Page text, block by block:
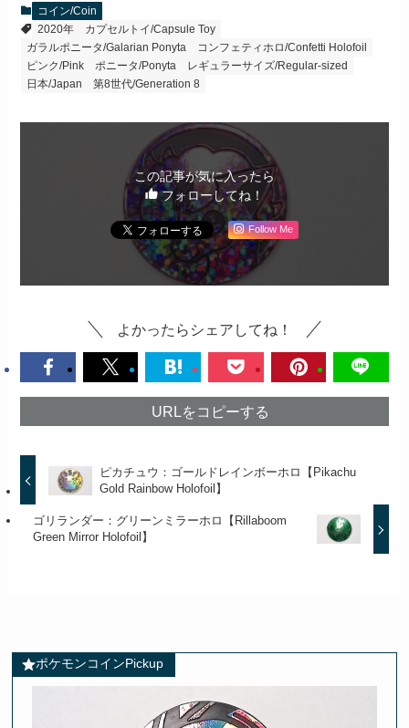
コイン/Coin
2020年
カプセルトイ/Capsule Toy
ガラルポニータ/Galarian Ponyta
コンフェティホロ/Confetti Holofoil
ピンク/Pink
ポニータ/Ponyta
レギュラーサイズ/Regular-sized
日本/Japan
第8世代/Generation 8
この記事が気に入ったら
フォローしてね！
Follow Me
よかったらシェアしてね！
URLをコピーする
ピカチュウ：ゴールドレインボーホロ【Pikachu
Gold Rainbow Holofoil】
ゴリランダー：グリーンミラーホロ【Rillaboom
Green Mirror Holofoil】
ポケモンコインPickup